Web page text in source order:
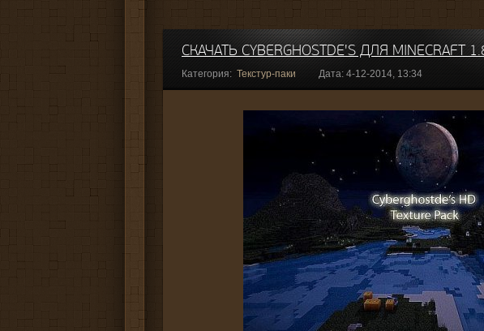
СКАЧАТЬ CYBERGHOSTDE'S ДЛЯ MINECRAFT
Категория: Текстур-паки Дата: 4-12-2014, 13:34